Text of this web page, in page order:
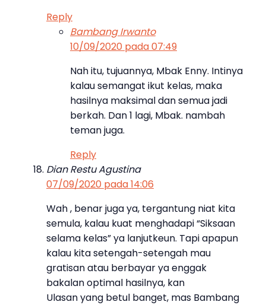
Reply
Bambang Irwanto
10/09/2020 pada 07:49
Nah itu, tujuannya, Mbak Enny. Intinya
kalau semangat ikut kelas, maka
hasilnya maksimal dan semua jadi
berkah. Dan 1 lagi, Mbak. nambah
teman juga.
Reply
Dian Restu Agustina
07/09/2020 pada 14:06
Wah , benar juga ya, tergantung niat kita
semula, kalau kuat menghadapi “Siksaan
selama kelas” ya lanjutkeun. Tapi apapun
kalau kita setengah-setengah mau
gratisan atau berbayar ya enggak
bakalan optimal hasilnya, kan
Ulasan yang betul banget, mas Bambang